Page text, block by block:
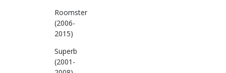
Roomster
(2006-
2015)
Superb
(2001-